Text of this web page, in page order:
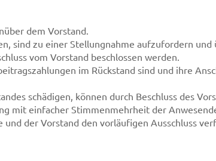
dem Vorstand.
sind zu einer Stellungnahme aufzufordern und
vom Vorstand beschlossen werden.
im Rückstand sind und ihre
schädigen, können durch Beschluss des
mit einfacher Stimmenmehrheit der
der Vorstand den vorläufigen Ausschluss